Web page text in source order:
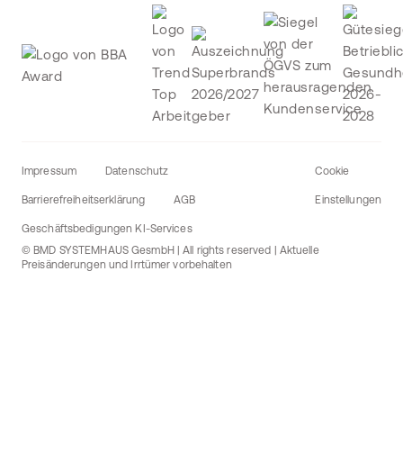
Impressum Datenschutz
Barrierefreiheitserklärung AGB
Geschäftsbedigungen KI-Services
Cookie
Einstellungen
© BMD SYSTEMHAUS GesmbH | All rights reserved | Aktuelle
Preisänderungen und Irrtümer vorbehalten